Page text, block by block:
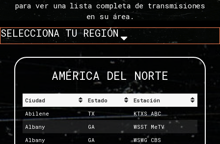
para ver una lista completa de transmisiones
en su área.
SELECCIONA TU REGIÓN
AMÉRICA DEL NORTE
Ciudad Estado
Estación
Abilene
TX
KTXS ABC
Albany
GA
WSST MeTV
Albany
GA
WSWG CBS